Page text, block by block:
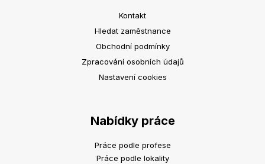
Kontakt
Hledat zaměstnance
Obchodní podmínky
Zpracování osobních údajů
Nastavení cookies
Nabídky práce
Práce podle profese
Práce podle lokality